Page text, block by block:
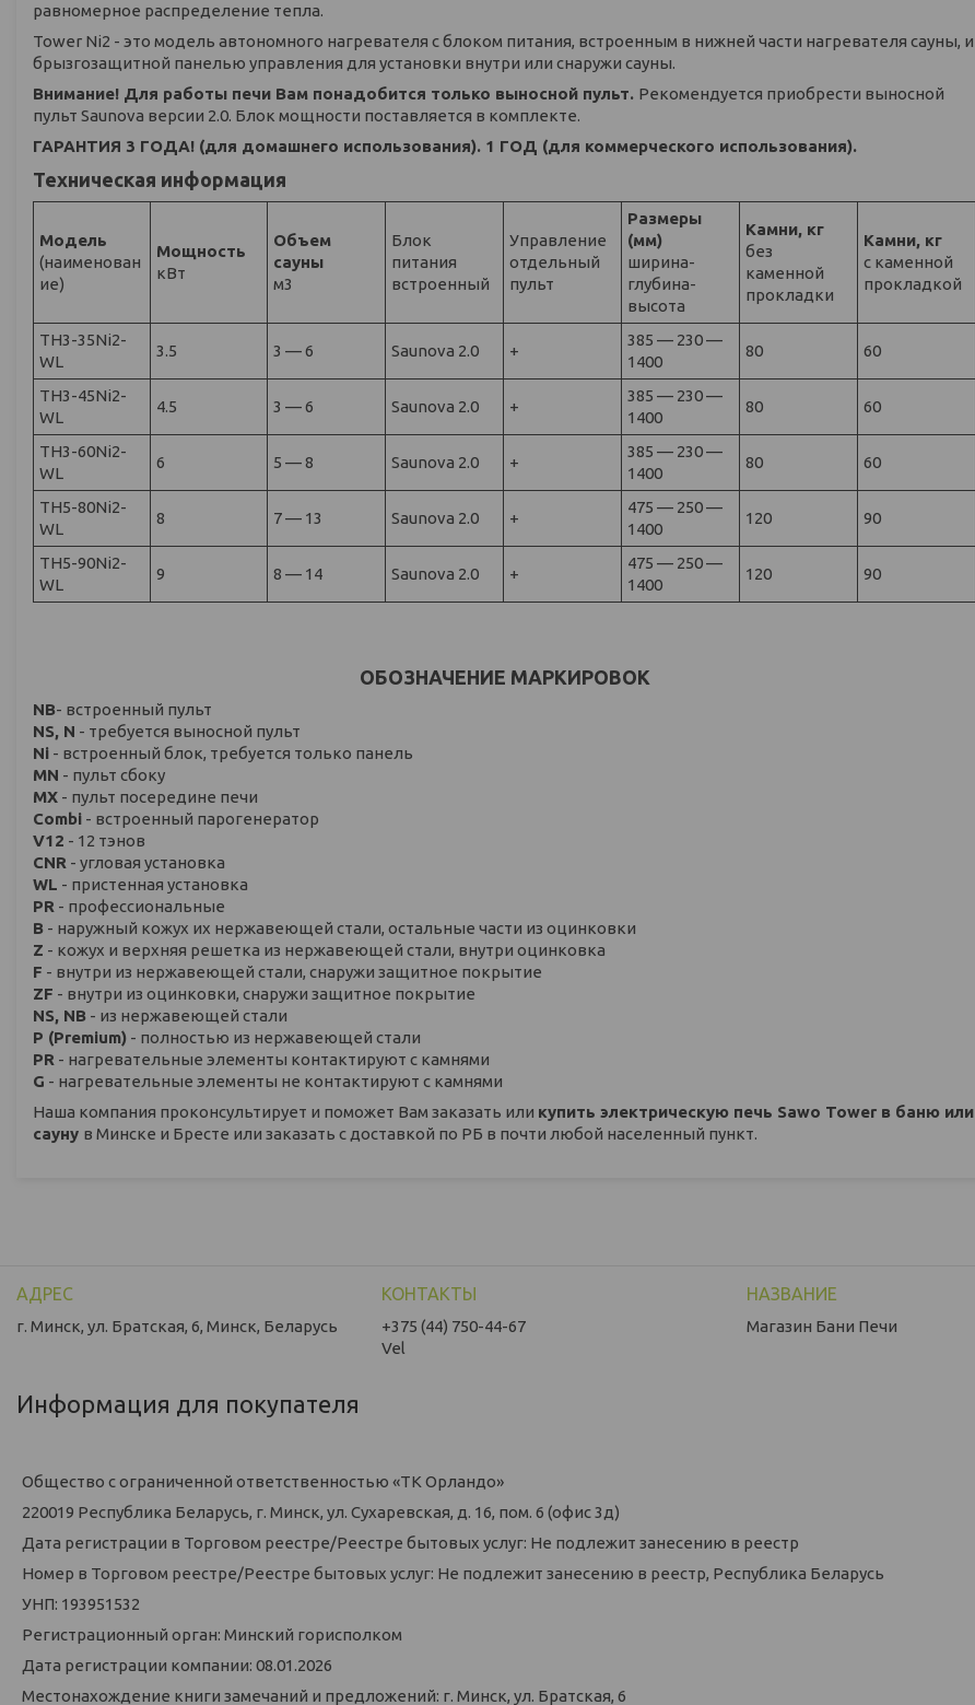
равномерное распределение тепла.
Tower Ni2 - это модель автономного нагревателя с блоком питания, встроенным в нижней части нагревателя сауны, и
брызгозащитной панелью управления для установки внутри или снаружи сауны.
Внимание! Для работы печи Вам понадобится только выносной пульт. Рекомендуется приобрести выносной
пульт Saunova версии 2.0. Блок мощности поставляется в комплекте.
ГАРАНТИЯ 3 ГОДА! (для домашнего использования). 1 ГОД (для коммерческого использования).
Техническая информация
Модель
(наименован
ие)
Мощность
кВт
Объем
сауны
м3
Блок
питания
встроенный
Управление
отдельный
пульт
Размеры
(мм)
ширина-
глубина-
высота
Камни, кг
без
каменной
прокладки
Камни, кг
с каменной
прокладкой
TH3-35Ni2-
WL
3.5 3 — 6 Saunova 2.0 +
385 — 230 —
1400
80 60
TH3-45Ni2-
WL
4.5 3 — 6 Saunova 2.0 +
385 — 230 —
1400
80 60
TH3-60Ni2-
WL
6 5 — 8 Saunova 2.0 +
385 — 230 —
1400
80 60
TH5-80Ni2-
WL
8 7 — 13 Saunova 2.0 +
475 — 250 —
1400
120 90
TH5-90Ni2-
WL
9 8 — 14 Saunova 2.0 +
475 — 250 —
1400
120 90
ОБОЗНАЧЕНИЕ МАРКИРОВОК
NB- встроенный пульт
NS, N - требуется выносной пульт
Ni - встроенный блок, требуется только панель
MN - пульт сбоку
MX - пульт посередине печи
Combi - встроенный парогенератор
V12 - 12 тэнов
CNR - угловая установка
WL - пристенная установка
PR - профессиональные
В - наружный кожух их нержавеющей стали, остальные части из оцинковки
Z - кожух и верхняя решетка из нержавеющей стали, внутри оцинковка
F - внутри из нержавеющей стали, снаружи защитное покрытие
ZF - внутри из оцинковки, снаружи защитное покрытие
NS, NB - из нержавеющей стали
P (Premium) - полностью из нержавеющей стали
PR - нагревательные элементы контактируют с камнями
G - нагревательные элементы не контактируют с камнями
Наша компания проконсультирует и поможет Вам заказать или купить электрическую печь Sawo Tower в баню или
сауну в Минске и Бресте или заказать с доставкой по РБ в почти любой населенный пункт.
г. Минск, ул. Братская, 6, Минск, Беларусь
+375 (44) 750-44-67
Vel
Магазин Бани Печи
Информация для покупателя
Общество с ограниченной ответственностью «ТК Орландо»
220019 Республика Беларусь, г. Минск, ул. Сухаревская, д. 16, пом. 6 (офис 3д)
Дата регистрации в Торговом реестре/Реестре бытовых услуг: Не подлежит занесению в реестр
Номер в Торговом реестре/Реестре бытовых услуг: Не подлежит занесению в реестр, Республика Беларусь
УНП: 193951532
Регистрационный орган: Минский горисполком
Дата регистрации компании: 08.01.2026
Местонахождение книги замечаний и предложений: г. Минск, ул. Братская, 6